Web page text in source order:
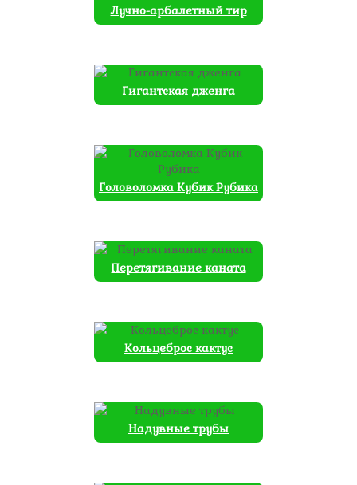
Лучно-арбалетный тир
Гигантская дженга
Головоломка Кубик Рубика
Перетягивание каната
Кольцеброс кактус
Надувные трубы